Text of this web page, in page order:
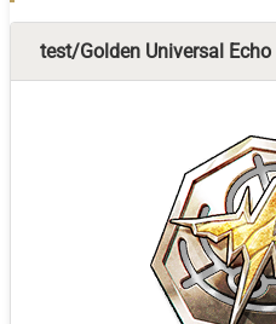
test/Golden Universal Echo